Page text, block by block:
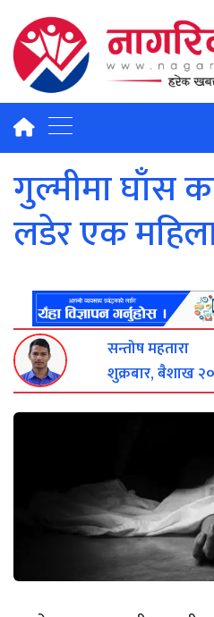
गुल्मीमा घाँस
लडेर एक
सन्तोष महतारा
शुक्रबार, बैशाख